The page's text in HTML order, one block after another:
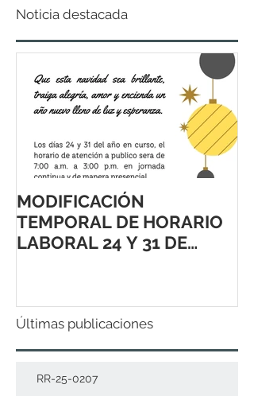
Noticia destacada
MODIFICACIÓN
TEMPORAL DE HORARIO
LABORAL 24 Y 31 DE
Últimas publicaciones
RR-25-0207